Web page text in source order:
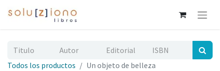
Todos los productos Un objeto de belleza